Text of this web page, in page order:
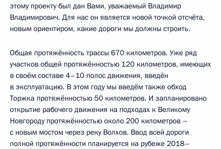
этому проекту был дан Вами, уважаемый Владимир
Владимирович. Для нас он является новой точкой отсчёта,
новым ориентиром, какие дороги мы должны строить.
Общая протяжённость трассы 670 километров. Уже ряд
участков общей протяжённостью 120 километров, имеющих
в своём составе 4–10 полос движения, введён
в эксплуатацию. В этом году мы введём также обход
Торжка протяжённостью 50 километров. И запланировано
открытие рабочего движения на подходах к Великому
Новгороду протяжённостью около 200 километров –
с новым мостом через реку Волхов. Ввод всей дороги
полной протяжённости планируется на рубеже 2018–